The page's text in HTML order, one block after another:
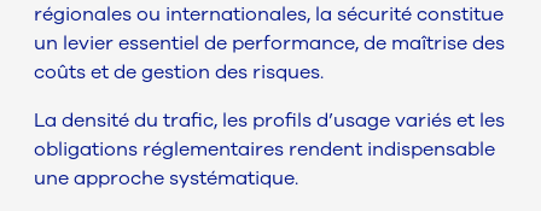
régionales ou internationales, la sécurité constitue
un levier essentiel de performance, de maîtrise des
coûts et de gestion des risques.
La densité du trafic, les profils d’usage variés et les
obligations réglementaires rendent indispensable
une approche systématique.